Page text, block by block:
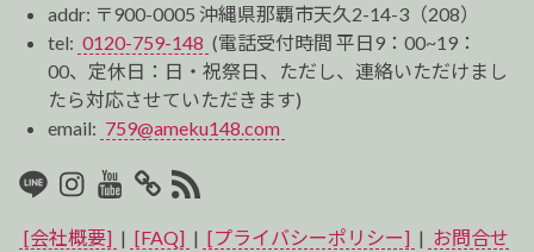
addr: 〒900-0005 沖縄県那覇市天久2-14-3（208）
tel: 0120-759-148 (電話受付時間 平日9：00~19：
00、定休日：日・祝祭日、ただし、連絡いただけまし
たら対応させていただきます)
email: 759@ameku148.com
LINEInstagram
Youtube
マ
イ
RSS2
[会社概要] | [FAQ] | [プライバシーポリシー] | お問合せ